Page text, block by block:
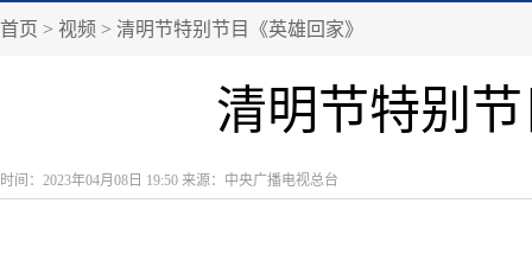
首页 > 视频 > 清明节特别节目《英雄回家》
清明节特别
时间：2023年04月08日 19:50 来源：中央广播电视总台